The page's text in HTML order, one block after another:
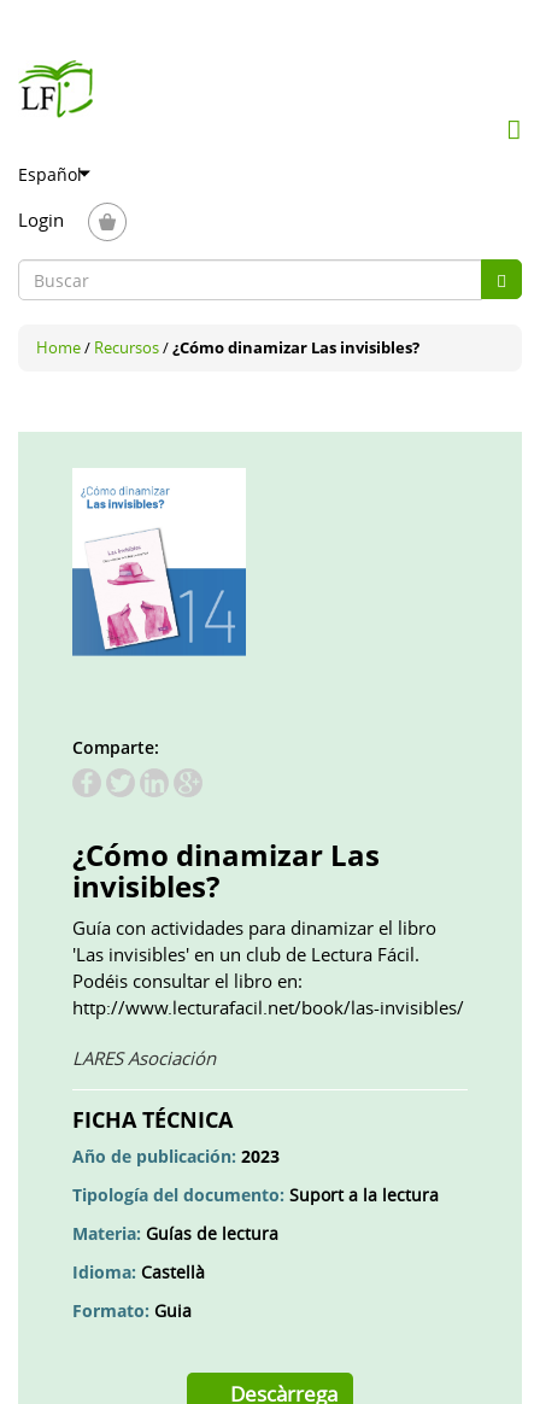
Login
Formulario
búsqueda
Home/ Recursos/¿Cómo dinamizar Las invisibles?
Comparte:
Facebook
TwitterLinkedIn
Google
¿Cómo dinamizar Las
invisibles?
Guía con actividades para dinamizar el libro
'Las invisibles' en un club de Lectura Fácil.
Podéis consultar el libro en:
http://www.lecturafacil.net/book/las-invisibles/
LARES AsociaciónObre
una
pestanya
nova
FICHA TÉCNICA
Año de publicación: 2023
Tipología del documento: Suport a la lectura
Materia: Guías de lectura
Idioma: Castellà
Formato: Guia
Descàrrega